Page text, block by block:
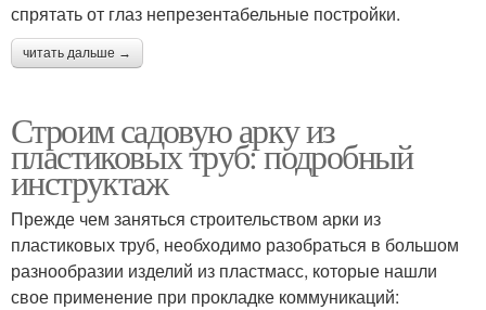
спрятать от глаз непрезентабельные постройки.
читать дальше →
Строим садовую арку из
пластиковых труб: подробный
инструктаж
Прежде чем заняться строительством арки из
пластиковых труб, необходимо разобраться в большом
разнообразии изделий из пластмасс, которые нашли
свое применение при прокладке коммуникаций: